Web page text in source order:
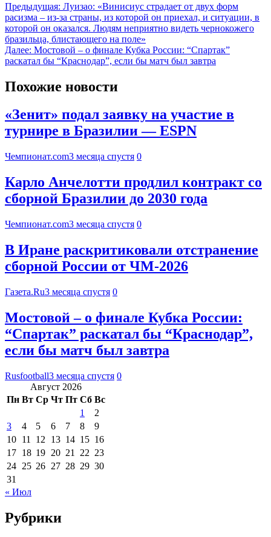
Предыдущая: Луизао: «Винисиус страдает от двух форм
расизма – из-за страны, из которой он приехал, и ситуации, в
которой он оказался. Людям неприятно видеть чернокожего
бразильца, блистающего на поле»
Далее: Мостовой – о финале Кубка России: “Спартак”
раскатал бы “Краснодар”, если бы матч был завтра
Похожие новости
«Зенит» подал заявку на участие в
турнире в Бразилии — ESPN
Чемпионат.com3 месяца спустя 0
Карло Анчелотти продлил контракт со
сборной Бразилии до 2030 года
Чемпионат.com3 месяца спустя 0
В Иране раскритиковали отстранение
сборной России от ЧМ-2026
Газета.Ru3 месяца спустя 0
Мостовой – о финале Кубка России:
“Спартак” раскатал бы “Краснодар”,
если бы матч был завтра
Rusfootball3 месяца спустя 0
Август 2026
Пн Вт Ср Чт Пт Сб Вс
1
2
3
4 5 6 7 8
9
10 11 12 13 14 15 16
17 18 19 20 21 22 23
24 25 26 27 28 29 30
31
« Июл
Рубрики